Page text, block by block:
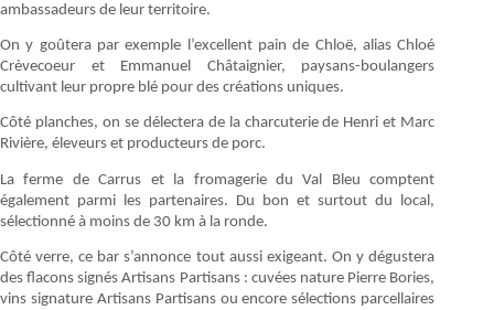
ambassadeurs de leur territoire.
On y goûtera par exemple l’excellent pain de Chloë, alias Chloé
Crèvecoeur et Emmanuel Châtaignier, paysans-boulangers
cultivant leur propre blé pour des créations uniques.
Côté planches, on se délectera de la charcuterie de Henri et Marc
Rivière, éleveurs et producteurs de porc.
La ferme de Carrus et la fromagerie du Val Bleu comptent
également parmi les partenaires. Du bon et surtout du local,
sélectionné à moins de 30 km à la ronde.
Côté verre, ce bar s’annonce tout aussi exigeant. On y dégustera
des flacons signés Artisans Partisans : cuvées nature Pierre Bories,
vins signature Artisans Partisans ou encore sélections parcellaires